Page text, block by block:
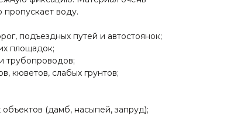
пропускает воду.
подъездных путей и автостоянок;
площадок;
трубопроводов;
кюветов, слабых грунтов;
(дамб, насыпей, запруд);